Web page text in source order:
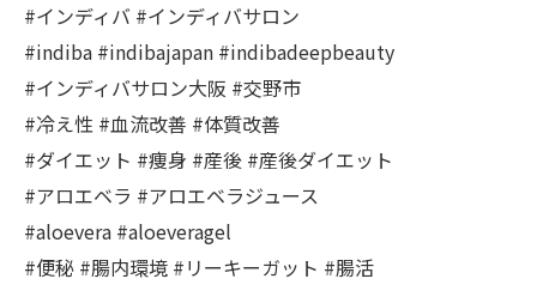
#インディバ #インディバサロン
#indiba #indibajapan #indibadeepbeauty
#インディバサロン大阪 #交野市
#冷え性 #血流改善 #体質改善
#ダイエット #痩身 #産後 #産後ダイエット
#アロエベラ #アロエベラジュース
#aloevera #aloeveragel
#便秘 #腸内環境 #リーキーガット #腸活